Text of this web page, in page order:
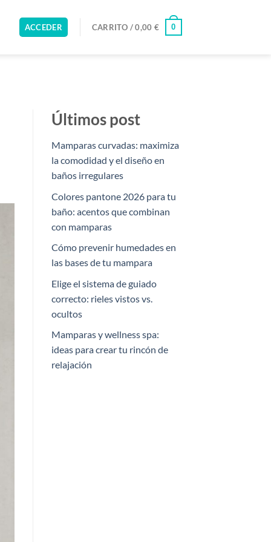
ACCEDER CARRITO /0,00 € 0
Últimos post
Mamparas curvadas: maximiza
la comodidad y el diseño en
baños irregulares
Colores pantone 2026 para tu
baño: acentos que combinan
con mamparas
Cómo prevenir humedades en
las bases de tu mampara
Elige el sistema de guiado
correcto: rieles vistos vs.
ocultos
Mamparas y wellness spa:
ideas para crear tu rincón de
relajación